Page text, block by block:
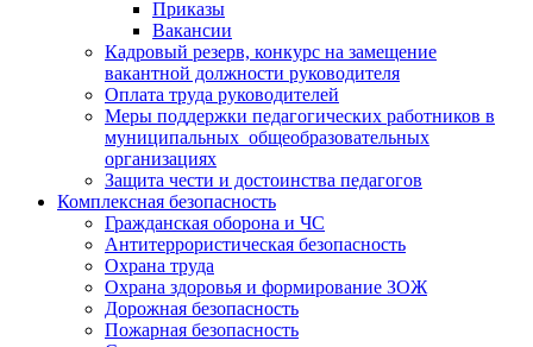
Приказы
Вакансии
Кадровый резерв, конкурс на замещение
вакантной должности руководителя
Оплата труда руководителей
Меры поддержки педагогических работников в
муниципальных общеобразовательных
организациях
Защита чести и достоинства педагогов
Комплексная безопасность
Гражданская оборона и ЧС
Антитеррористическая безопасность
Охрана труда
Охрана здоровья и формирование ЗОЖ
Дорожная безопасность
Пожарная безопасность